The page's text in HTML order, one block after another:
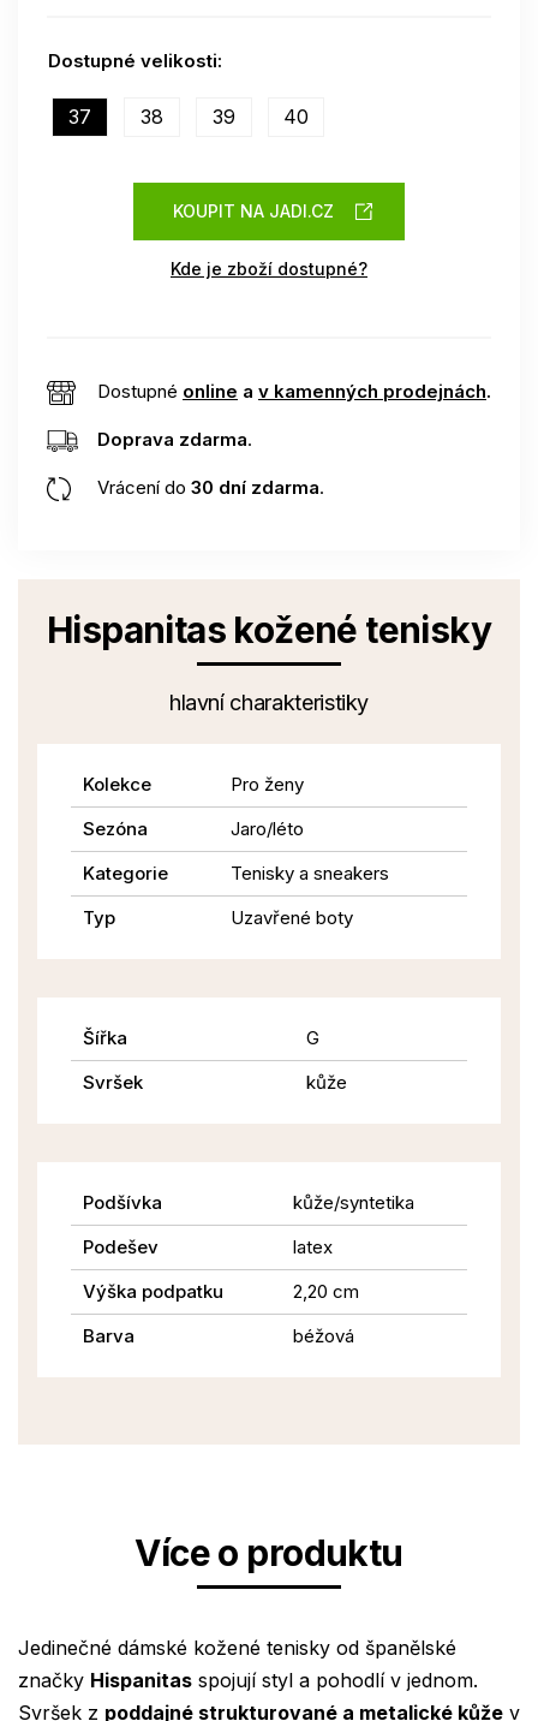
Dostupné velikosti:
37 38 39 40
KOUPIT NA JADI.CZ
Kde je zboží dostupné?
Dostupné online a v kamenných prodejnách.
Doprava zdarma.
Vrácení do 30 dní zdarma.
Hispanitas kožené tenisky
hlavní charakteristiky
Kolekce
Pro ženy
Sezóna
Jaro/léto
Kategorie
Tenisky a sneakers
Typ
Uzavřené boty
Šířka
G
Svršek
kůže
Podšívka
kůže/syntetika
Podešev
latex
Výška podpatku
2,20 cm
Barva
béžová
Více o produktu
Jedinečné dámské kožené tenisky od španělské
značky Hispanitas spojují styl a pohodlí v jednom.
Svršek z poddajné strukturované a metalické kůže v